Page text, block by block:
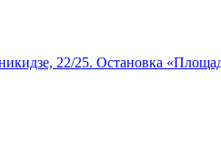
22/25. Остановка